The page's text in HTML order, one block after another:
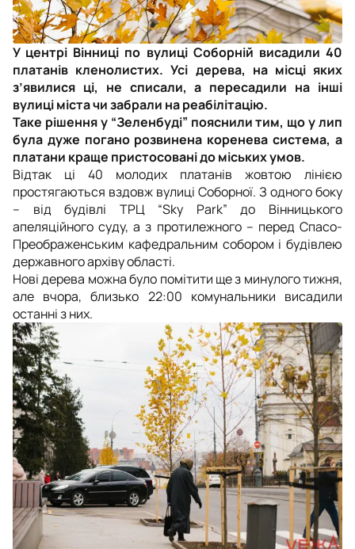
У центрі Вінниці по вулиці Соборній висадили 40
платанів кленолистих. Усі дерева, на місці яких
з’явилися ці, не списали, а пересадили на інші
вулиці міста чи забрали на реабілітацію.
Таке рішення у “Зеленбуді” пояснили тим, що у лип
була дуже погано розвинена коренева система, а
платани краще пристосовані до міських умов.
Відтак ці 40 молодих платанів жовтою лінією
простягаються вздовж вулиці Соборної. З одного боку
– від будівлі ТРЦ “Sky Park” до Вінницького
апеляційного суду, а з протилежного – перед Спасо-
Преображенським кафедральним собором і будівлею
державного архіву області.
Нові дерева можна було помітити ще з минулого тижня,
але вчора, близько 22:00 комунальники висадили
останні з них.